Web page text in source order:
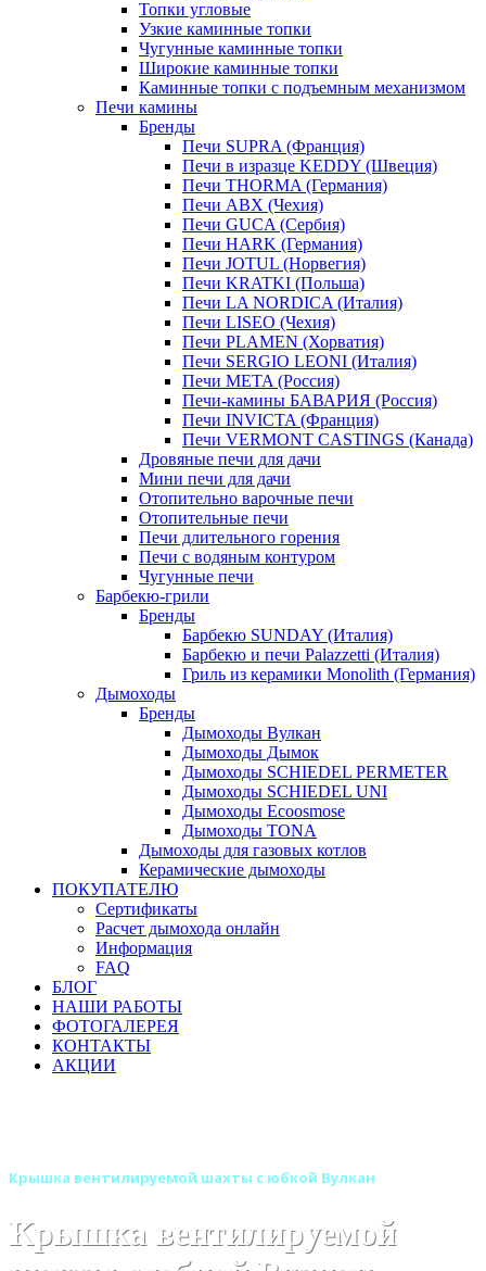
Топки угловые
Узкие каминные топки
Чугунные каминные топки
Широкие каминные топки
Каминные топки с подъемным механизмом
Печи камины
Бренды
Печи SUPRA (Франция)
Печи в изразце KEDDY (Швеция)
Печи THORMA (Германия)
Печи ABX (Чехия)
Печи GUCA (Сербия)
Печи HARK (Германия)
Печи JOTUL (Норвегия)
Печи KRATKI (Польша)
Печи LA NORDICA (Италия)
Печи LISEO (Чехия)
Печи PLAMEN (Хорватия)
Печи SERGIO LEONI (Италия)
Печи META (Россия)
Печи-камины БАВАРИЯ (Россия)
Печи INVICTA (Франция)
Печи VERMONT CASTINGS (Канада)
Дровяные печи для дачи
Мини печи для дачи
Отопительно варочные печи
Отопительные печи
Печи длительного горения
Печи с водяным контуром
Чугунные печи
Барбекю-грили
Бренды
Барбекю SUNDAY (Италия)
Барбекю и печи Palazzetti (Италия)
Гриль из керамики Monolith (Германия)
Дымоходы
Бренды
Дымоходы Вулкан
Дымоходы Дымок
Дымоходы SCHIEDEL PERMETER
Дымоходы SCHIEDEL UNI
Дымоходы Ecoosmose
Дымоходы TONA
Дымоходы для газовых котлов
Керамические дымоходы
ПОКУПАТЕЛЮ
Сертификаты
Расчет дымохода онлайн
Информация
FAQ
БЛОГ
НАШИ РАБОТЫ
ФОТОГАЛЕРЕЯ
КОНТАКТЫ
АКЦИИ
Крышка вентилируемой шахты с юбкой Вулкан
Крышка вентилируемой